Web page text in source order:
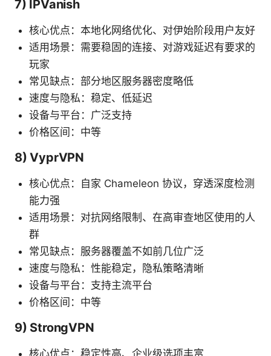
7) IPVanish
核心优点：本地化网络优化、对伊始阶段用户友好
适用场景：需要稳固的连接、对游戏延迟有要求的
玩家
常见缺点：部分地区服务器密度略低
速度与隐私：稳定、低延迟
设备与平台：广泛支持
价格区间：中等
8) VyprVPN
核心优点：自家 Chameleon 协议，穿透深度检测
能力强
适用场景：对抗网络限制、在高审查地区使用的人
群
常见缺点：服务器覆盖不如前几位广泛
速度与隐私：性能稳定，隐私策略清晰
设备与平台：支持主流平台
价格区间：中等
9) StrongVPN
核心优点：稳定性高、企业级选项丰富